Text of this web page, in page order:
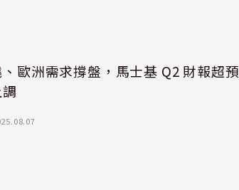
歐洲需求撐盤，馬士基 Q2 財報超預